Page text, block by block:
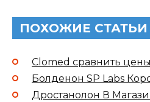
ПОХОЖИЕ СТАТЬИ
Clomed сравнить
Болденон SP Labs
Дростанолон В